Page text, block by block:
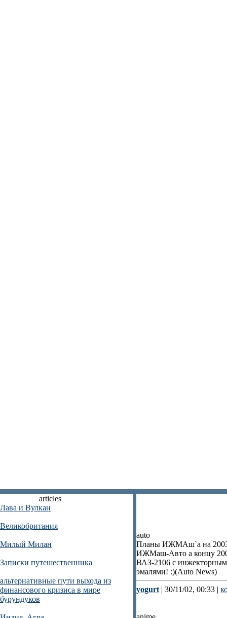
articles
Лава и Вулкан
Великобритания
Милый Милан
Записки путешественника
альтернативные пути выхода из
финансового кризиса в мире
бурундуков
auto
Планы ИЖМАш`а на
ИЖМаш-Авто а концу
ВАЗ-2106 с
эмалями! :)(Auto News)
yogurt | 30/11/02, 00:33 |